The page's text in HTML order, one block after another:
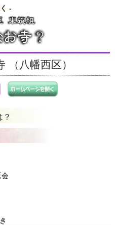
-
トップ> 西法寺ってどんなお寺？
（八幡西区）
会